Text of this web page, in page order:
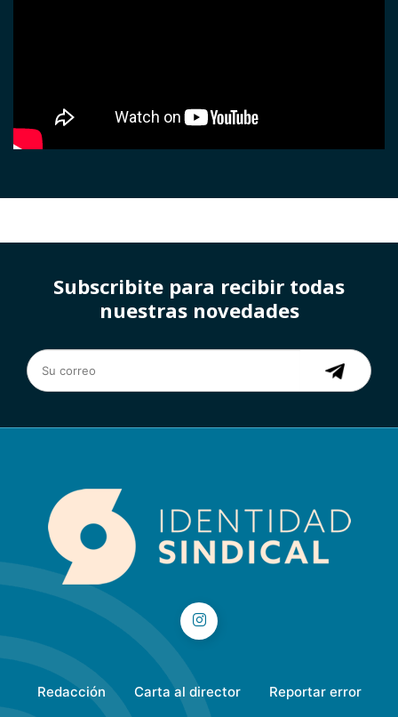
Subscribite para recibir todas
nuestras novedades
Redacción Carta al director Reportar error